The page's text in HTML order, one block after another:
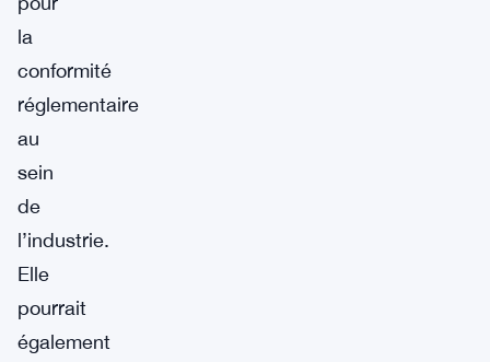
la
conformité
réglementaire
au
sein
de
l’industrie.
Elle
pourrait
également